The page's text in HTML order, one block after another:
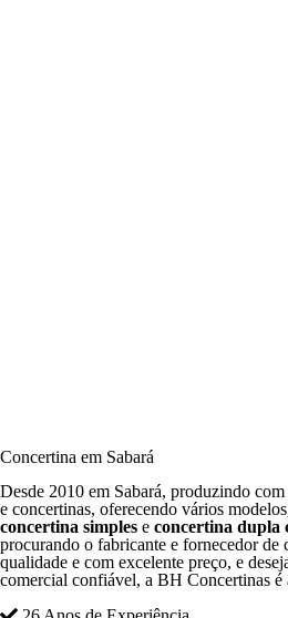
Concertina em Sabará
Desde 2010 em Sabará, produzindo
e concertinas, oferecendo vários
concertina simples e concertina dupla
procurando o fabricante e fornecedor de
qualidade e com excelente preço, e
comercial confiável, a BH Concertinas é